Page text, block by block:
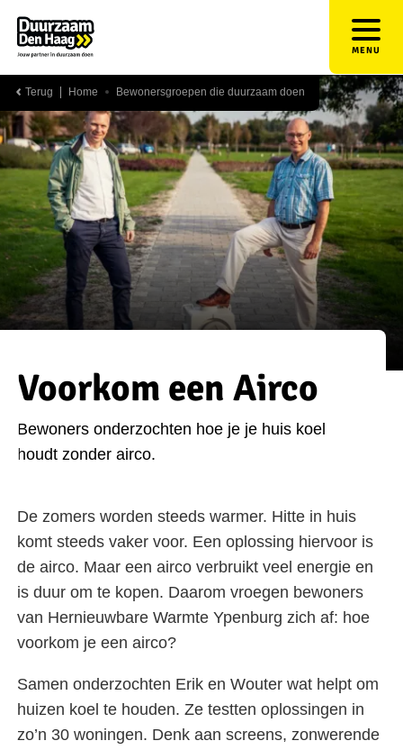
MENU
Terug Home Bewonersgroepen die duurzaam doen
Voorkom een Airco
Bewoners onderzochten hoe je je huis koel
houdt zonder airco.
De zomers worden steeds warmer. Hitte in huis
komt steeds vaker voor. Een oplossing hiervoor is
de airco. Maar een airco verbruikt veel energie en
is duur om te kopen. Daarom vroegen bewoners
van Hernieuwbare Warmte Ypenburg zich af: hoe
voorkom je een airco?
Samen onderzochten Erik en Wouter wat helpt om
huizen koel te houden. Ze testten oplossingen in
zo’n 30 woningen. Denk aan screens, zonwerende